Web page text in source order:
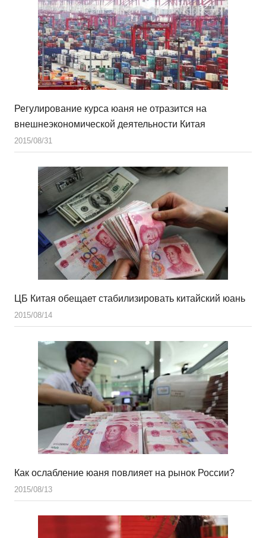
Регулирование курса юаня не отразится на
внешнеэкономической деятельности Китая
2015/08/31
ЦБ Китая обещает стабилизировать китайский юань
2015/08/14
Как ослабление юаня повлияет на рынок России?
2015/08/13